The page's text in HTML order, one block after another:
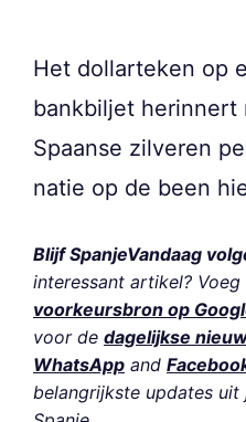
Het dollarteken op
bankbiljet herinnert
Spaanse zilveren
natie op de been
Blijf SpanjeVandaag
interessant artikel?
voorkeursbron op
voor de dagelijkse
WhatsApp and
belangrijkste updates